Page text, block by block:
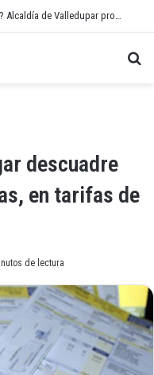
¿Cierre temporal del balneario Hurtado? Alcaldía de Valledupar propone recuperar el río Guatapurí
descuadre
en tarifas de
de lectura